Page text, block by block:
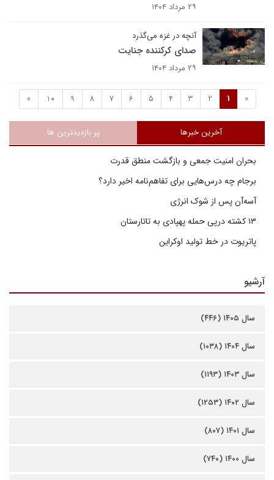
۲۹ مرداد ۱۴۰۴
آنچه در غزه می‌گذرد
صدای کرکننده جنایت
۲۹ مرداد ۱۴۰۴
«
1
2
3
4
5
6
7
8
9
10
»
آخرین خبرها پر بازدیدترین ها
بحران امنیت جمعی و بازگشت منطق قدرت
برجام چه درس‌هایی برای تفاهم‌نامه اخیر دارد؟
آسه‌آن پس از شوک انرژی
پاتریوت در خط تولید اوکراین
آرشیو
سال ۱۴۰۵ (۴۴۶)
سال ۱۴۰۴ (۱۰۳۸)
سال ۱۴۰۳ (۱۱۹۳)
سال ۱۴۰۲ (۱۲۵۳)
سال ۱۴۰۱ (۸۰۷)
سال ۱۴۰۰ (۷۴۰)